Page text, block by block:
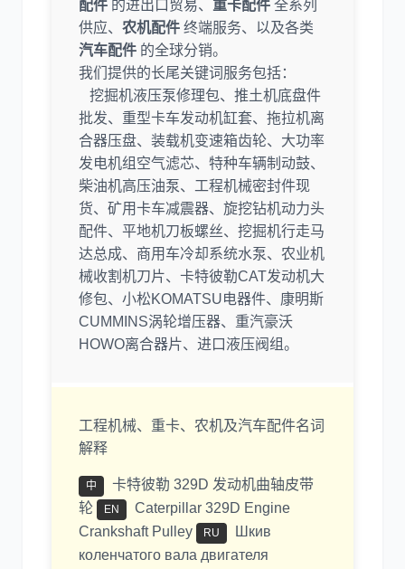
配件 的进出口贸易、 重卡配件 全系列
供应、 农机配件 终端服务、以及各类
汽车配件 的全球分销。
我们提供的长尾关键词服务包括：
挖掘机液压泵修理包、推土机底盘件
批发、重型卡车发动机缸套、拖拉机离
合器压盘、装载机变速箱齿轮、大功率
发电机组空气滤芯、特种车辆制动鼓、
柴油机高压油泵、工程机械密封件现
货、矿用卡车减震器、旋挖钻机动力头
配件、平地机刀板螺丝、挖掘机行走马
达总成、商用车冷却系统水泵、农业机
械收割机刀片、卡特彼勒CAT发动机大
修包、小松KOMATSU电器件、康明斯
CUMMINS涡轮增压器、重汽豪沃
HOWO离合器片、进口液压阀组。
工程机械、重卡、农机及汽车配件名词
解释
中
卡特彼勒 329D 发动机曲轴皮带
轮
EN
Caterpillar 329D Engine
Crankshaft Pulley
RU
Шкив
коленчатого вала двигателя